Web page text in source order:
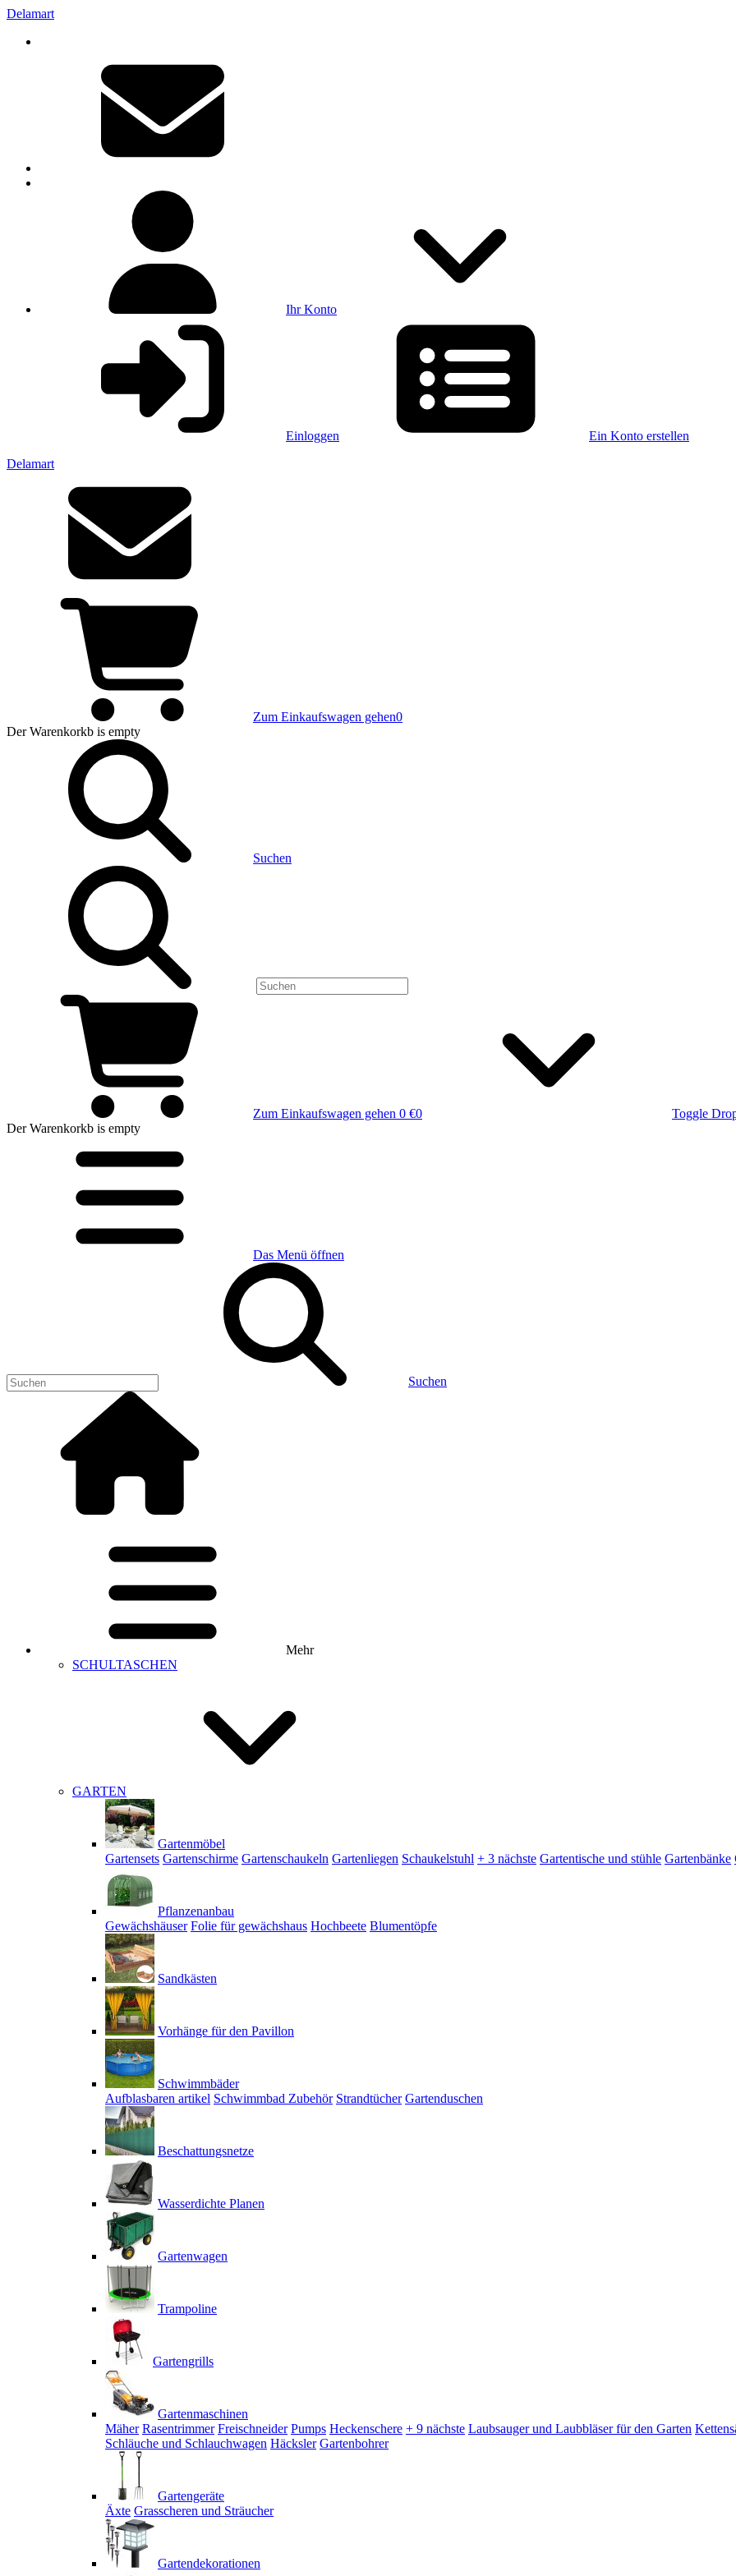
Delamart
Ihr Konto
Einloggen Ein Konto erstellen
Delamart
Zum Einkaufswagen gehen0
Der Warenkorkb is empty
Suchen
Zum Einkaufswagen gehen 0 €0
Toggle
Der Warenkorkb is empty
Das Menü öffnen
Suchen
Mehr
SCHULTASCHEN
GARTEN
Gartenmöbel
Gartensets Gartenschirme Gartenschaukeln Gartenliegen Schaukelstuhl + 3 nächste Gartentische und stühle Gartenbänke
Pflanzenanbau
Gewächshäuser Folie für gewächshaus Hochbeete Blumentöpfe
Sandkästen
Vorhänge für den Pavillon
Schwimmbäder
Aufblasbaren artikel Schwimmbad Zubehör Strandtücher Gartenduschen
Beschattungsnetze
Wasserdichte Planen
Gartenwagen
Trampoline
Gartengrills
Gartenmaschinen
Mäher Rasentrimmer Freischneider Pumps Heckenschere + 9 nächste Laubsauger und Laubbläser für den Garten
Schläuche und Schlauchwagen Häcksler Gartenbohrer
Gartengeräte
Äxte Grasscheren und Sträucher
Gartendekorationen